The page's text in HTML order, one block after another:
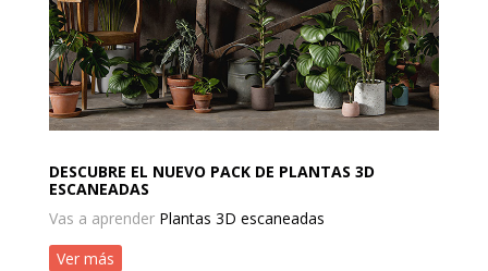
DESCUBRE EL NUEVO PACK DE PLANTAS 3D
ESCANEADAS
Vas a aprender Plantas 3D escaneadas
Ver más